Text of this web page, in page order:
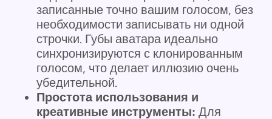
записанные точно вашим голосом, без
необходимости записывать ни одной
строчки. Губы аватара идеально
синхронизируются с клонированным
голосом, что делает иллюзию очень
убедительной.
Простота использования и
креативные инструменты: Для